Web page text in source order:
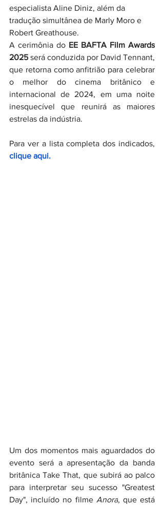
especialista Aline Diniz, além da
tradução simultânea de Marly Moro e
Robert Greathouse.
A cerimônia do EE BAFTA Film Awards
2025 será conduzida por David Tennant,
que retorna como anfitrião para celebrar
o melhor do cinema britânico e
internacional de 2024, em uma noite
inesquecível que reunirá as maiores
estrelas da indústria.
clique aqui.
Um dos momentos mais aguardados do
evento será a apresentação da banda
britânica Take That, que subirá ao palco
para interpretar seu sucesso "Greatest
Day", incluído no filme Anora, que está